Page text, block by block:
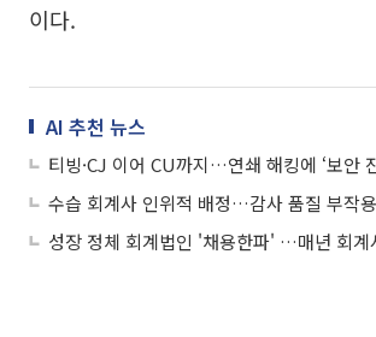
이다.
AI 추천 뉴스
티빙·CJ 이어 CU까지…연쇄 해킹에 ‘보안
수습 회계사 인위적 배정…감사 품질 부작